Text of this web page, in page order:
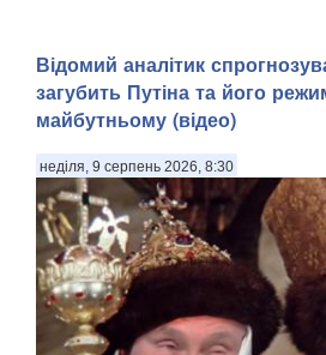
​Відомий аналітик
загубить Путіна та його
майбутньому (відео)
неділя, 9 серпень 2026, 8:30